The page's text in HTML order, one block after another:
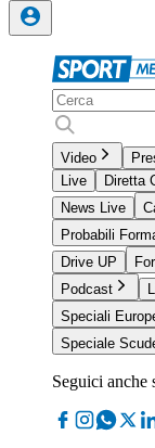
Video
Live
Diretta
News Live
Probabili
Drive UP
Podcast
Speciali
Speciale
Seguici anche